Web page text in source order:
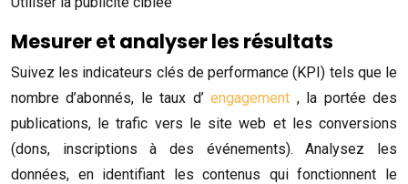
Mesurer et analyser les résultats
Suivez les indicateurs clés de performance (KPI) tels que le
nombre d’abonnés, le taux d’engagement , la portée des
publications, le trafic vers le site web et les conversions
(dons, inscriptions à des événements). Analysez les
données, en identifiant les contenus qui fonctionnent le